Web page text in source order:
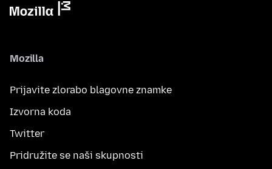
Mozilla
Prijavite zlorabo blagovne znamke
Izvorna koda
Twitter
Pridružite se naši skupnosti